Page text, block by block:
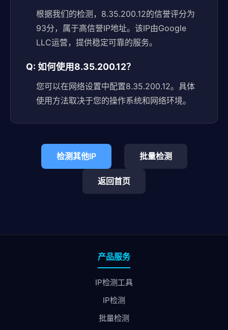
根据我们的检测，8.35.200.12的信誉评分为
93分，属于高信誉IP地址。该IP由Google
LLC运营，提供稳定可靠的服务。
Q: 如何使用8.35.200.12？
您可以在网络设置中配置8.35.200.12。具体
使用方法取决于您的操作系统和网络环境。
检测其他IP 批量检测
返回首页
产品服务
IP检测工具
IP检测
批量检测